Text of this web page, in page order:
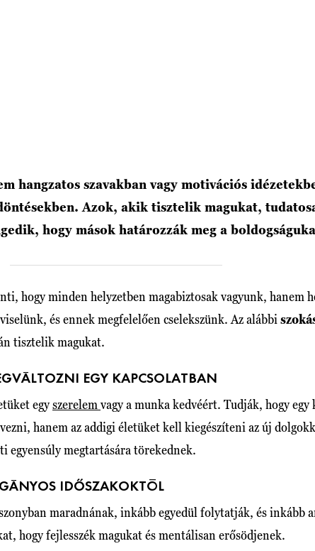
hangzatos szavakban vagy motivációs
Azok, akik tisztelik magukat,
hogy mások határozzák meg a
hogy minden helyzetben magabiztosak vagyunk, hanem
és ennek megfelelően cselekszünk. Az alábbi
tisztelik magukat.
EGY KAPCSOLATBAN
egyszerelem vagy a munka kedvéért. Tudják, hogy egy
hanem az addigi életüket kell kiegészíteni az új
egyensúly megtartására törekednek.
IDŐSZAKOKTÓL
maradnának, inkább egyedül folytatják, és inkább
hogy fejlesszék magukat és mentálisan erősödjenek.